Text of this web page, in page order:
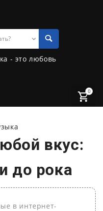
- это любовь
0
вкус:
до рока
в интернет-